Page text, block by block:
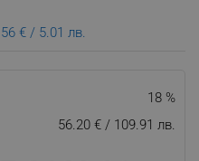
€ / 5.01 лв.
18 %
56.20 € / 109.91 лв.